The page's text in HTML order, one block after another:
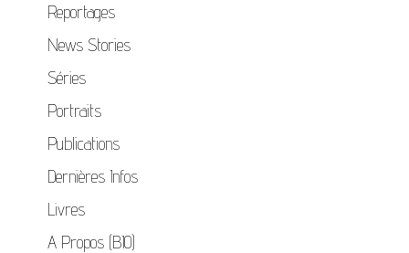
Reportages
News Stories
Séries
Portraits
Publications
Dernières Infos
Livres
A Propos (BIO)